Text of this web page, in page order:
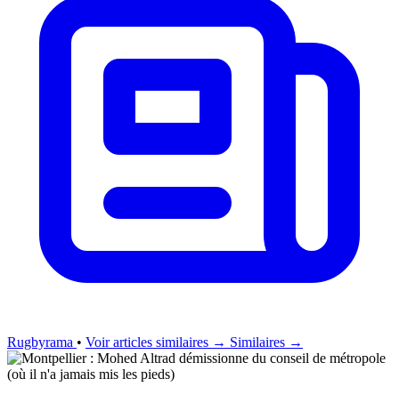
Rugbyrama • Voir articles similaires → Similaires →